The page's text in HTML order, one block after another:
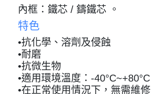
內框：鐵芯 / 鑄鐵芯 。
特色
•抗化學、溶劑及侵蝕
•耐磨
•抗微生物
•適用環境溫度：-40°C~+80°C
•在正常使用情況下，無需維修